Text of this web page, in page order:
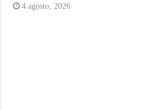
4 agosto, 2026